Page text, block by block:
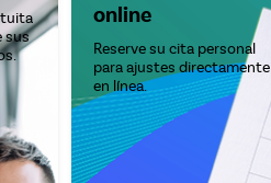
sus
online
Reserve su cita personal
para ajustes directamente
en línea.